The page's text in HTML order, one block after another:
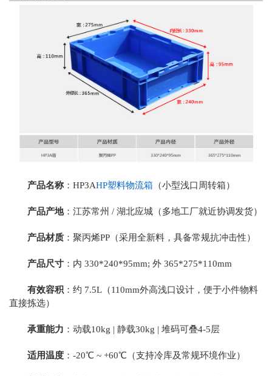
产品名称：HP3AHP塑料物流箱 （小型浅口周转箱）
产品产地：江苏常州 / 湖北应城（多地工厂就近协调发货）
产品材质 ：聚丙烯PP（采用全新料，具备常规抗冲击性）
产品尺寸 ：内 330*240*95mm; 外 365*275*110mm
有效容积 ：约 7.5L（110mm外高浅口设计，便于小件物料
直接拣选）
承重能力 ：动载10kg | 静载30kg | 堆码可叠4-5层
适用温度 ：-20℃ ~ +60℃（支持冷库及常规环境作业）